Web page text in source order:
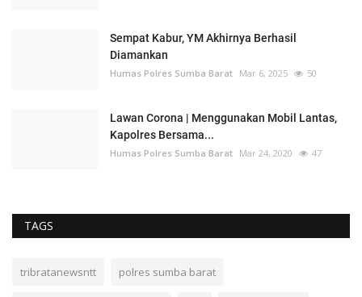
Sempat Kabur, YM Akhirnya Berhasil
Diamankan
Humas Polres Sumba Barat Mar 6, 2025 50
Lawan Corona | Menggunakan Mobil Lantas,
Kapolres Bersama...
Humas Polres Sumba Barat Mar 24, 2020 47
TAGS
tribratanewsntt polres sumba barat